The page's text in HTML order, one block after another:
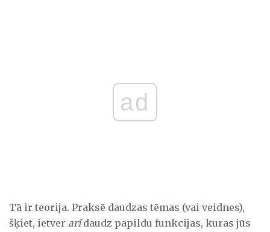
ad
Tā ir teorija. Praksē daudzas tēmas (vai veidnes),
šķiet, ietver arīdaudz papildu funkcijas, kuras jūs